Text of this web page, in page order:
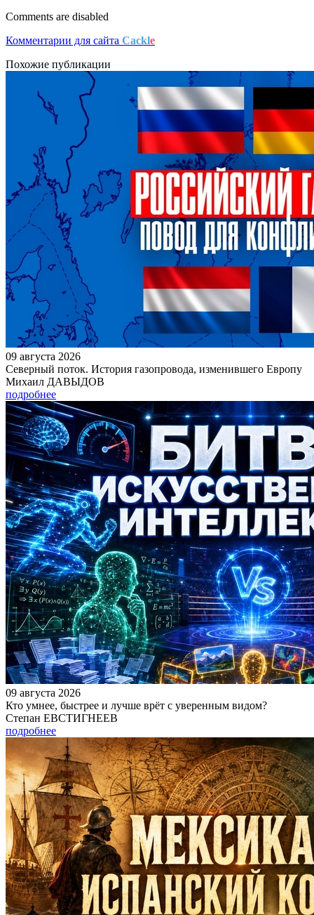
Comments are disabled
Комментарии для сайта Cackle
Похожие публикации
09 августа 2026
Северный поток. История газопровода, изменившего Европу
Михаил ДАВЫДОВ
подробнее
09 августа 2026
Кто умнее, быстрее и лучше врёт с уверенным видом?
Степан ЕВСТИГНЕЕВ
подробнее